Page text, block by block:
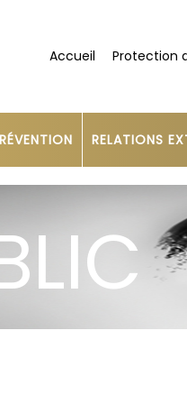
Accueil Protection
RELATIONS